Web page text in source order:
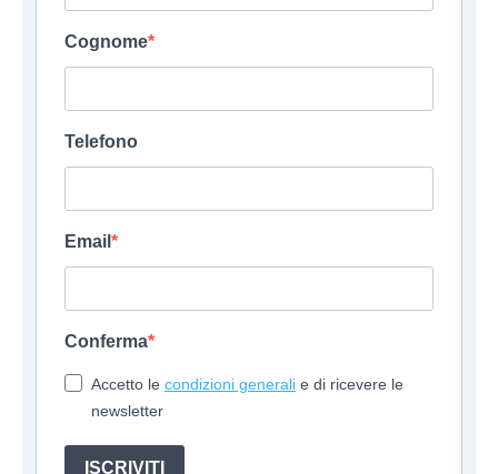
Cognome
Telefono
Email
Conferma
Accetto le condizioni generali e di ricevere le
newsletter
ISCRIVITI